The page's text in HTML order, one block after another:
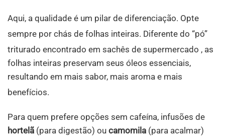
Aqui, a qualidade é um pilar de diferenciação. Opte
sempre por chás de folhas inteiras. Diferente do “pó”
triturado encontrado em sachês de supermercado , as
folhas inteiras preservam seus óleos essenciais,
resultando em mais sabor, mais aroma e mais
benefícios.
Para quem prefere opções sem cafeína, infusões de
hortelã (para digestão) ou camomila (para acalmar)